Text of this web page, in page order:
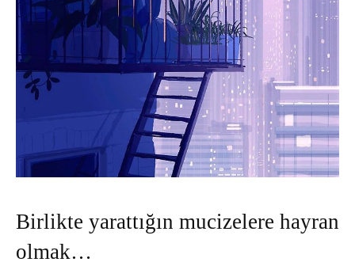
Birlikte yarattığın mucizelere hayran
olmak…